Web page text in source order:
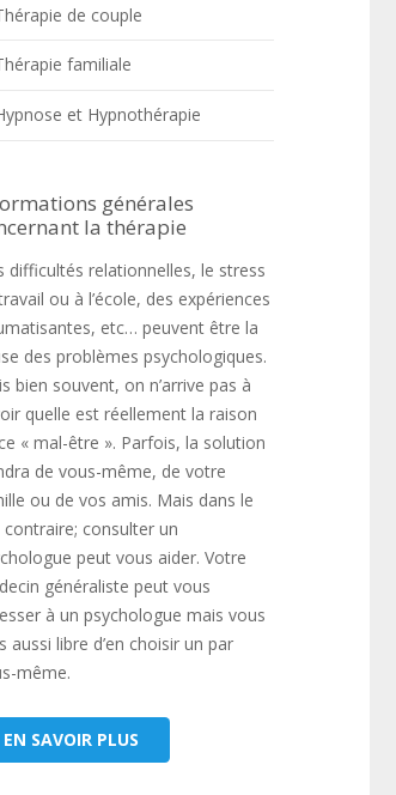
de couple
familiale
et Hypnothérapie
générales
la thérapie
difficultés relationnelles, le stress
ou à l’école, des expériences
etc… peuvent être la
des problèmes psychologiques.
bien souvent, on n’arrive pas à
quelle est réellement la raison
« mal-être ». Parfois, la solution
de vous-même, de votre
ou de vos amis. Mais dans le
contraire; consulter un
peut vous aider. Votre
généraliste peut vous
à un psychologue mais vous
aussi libre d’en choisir un par
même.
EN SAVOIR PLUS